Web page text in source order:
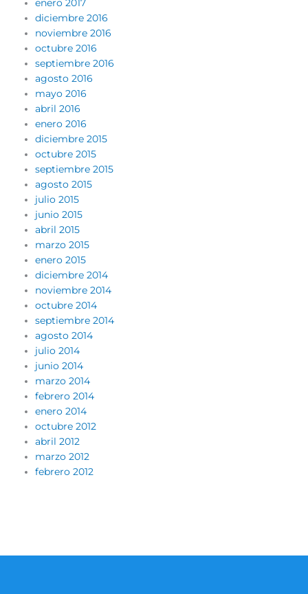
enero 2017
diciembre 2016
noviembre 2016
octubre 2016
septiembre 2016
agosto 2016
mayo 2016
abril 2016
enero 2016
diciembre 2015
octubre 2015
septiembre 2015
agosto 2015
julio 2015
junio 2015
abril 2015
marzo 2015
enero 2015
diciembre 2014
noviembre 2014
octubre 2014
septiembre 2014
agosto 2014
julio 2014
junio 2014
marzo 2014
febrero 2014
enero 2014
octubre 2012
abril 2012
marzo 2012
febrero 2012